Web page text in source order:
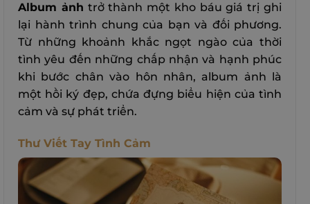
Album ảnh trở thành một kho báu giá trị ghi
lại hành trình chung của bạn và đối phương.
Từ những khoảnh khắc ngọt ngào của thời
tình yêu đến những chấp nhận và hạnh phúc
khi bước chân vào hôn nhân, album ảnh là
một hồi ký đẹp, chứa đựng biểu hiện của tình
cảm và sự phát triển.
Thư Viết Tay Tình Cảm